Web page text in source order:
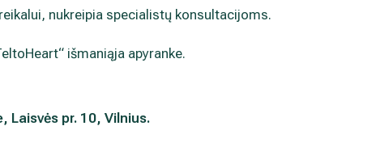
nukreipia specialistų konsultacijoms.
išmaniąja apyranke.
Laisvės pr. 10, Vilnius.